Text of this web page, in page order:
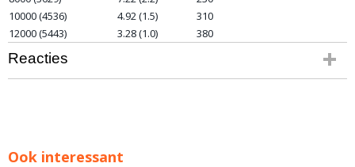
10000 (4536)
4.92 (1.5)
310
12000 (5443)
3.28 (1.0) 380
Reacties
Ook interessant